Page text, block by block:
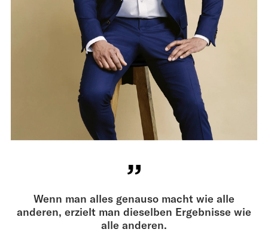
Wenn man alles genauso macht wie alle
anderen, erzielt man dieselben Ergebnisse wie
alle anderen.